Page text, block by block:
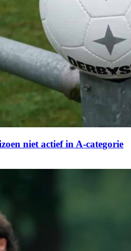
niet actief in A-categorie